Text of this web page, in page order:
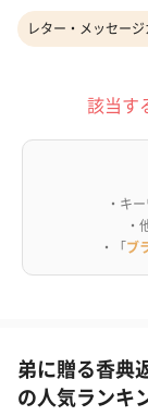
レター・メッセー
該当す
・キ
・
・「ブ
弟に贈る香典
の人気ランキ